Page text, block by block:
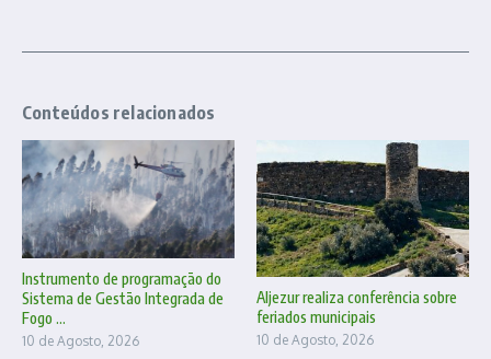
Conteúdos relacionados
Instrumento de programação do
Sistema de Gestão Integrada de
Fogo ...
10 de Agosto, 2026
Aljezur realiza conferência sobre
feriados municipais
10 de Agosto, 2026